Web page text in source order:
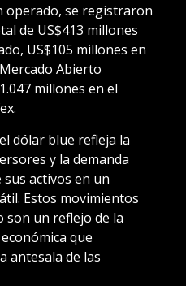
operado, se registraron
de US$413 millones
US$105 millones en
Abierto
millones en el
dólar blue refleja la
y la demanda
activos en un
Estos movimientos
son un reflejo de la
que
antesala de las